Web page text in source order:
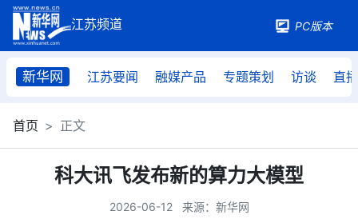
PC版本
新华网 江苏要闻 融媒产品 专题策划 访谈 直播
首页 正文
科大讯飞发布新的算力大模型
2026-06-12 来源：新华网